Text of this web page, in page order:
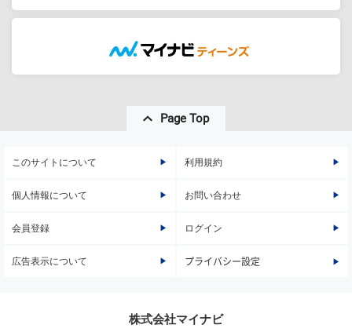
Page Top
このサイトについて 利用規約
個人情報について お問い合わせ
会員登録 ログイン
広告表示について プライバシー設定
株式会社マイナビ